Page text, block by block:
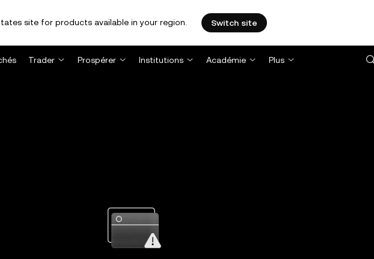
site for products available in your region. Switch site
Trader Prospérer Institutions Académie Plus